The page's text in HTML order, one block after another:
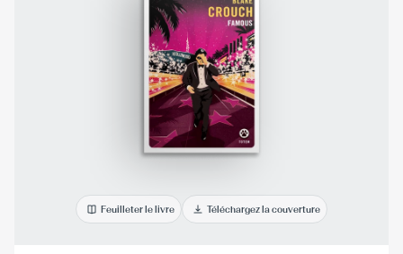
Feuilleter le livre Téléchargez la couverture